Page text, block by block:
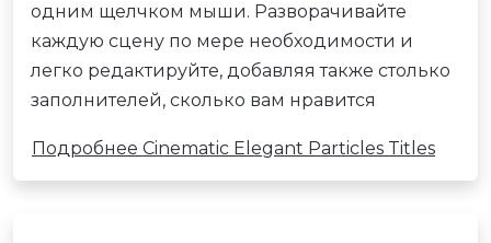
одним щелчком мыши. Разворачивайте
каждую сцену по мере необходимости и
легко редактируйте, добавляя также столько
заполнителей, сколько вам нравится
Подробнее Cinematic Elegant Particles Titles